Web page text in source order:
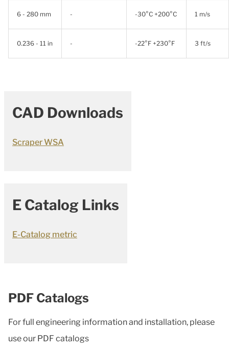
6 - 280 mm - -30°C +200°C 1 m/s
0.236 - 11 in - -22°F +230°F 3 ft/s
CAD Downloads
Scraper WSA
E Catalog Links
E-Catalog metric
PDF Catalogs
For full engineering information and installation, please
use our PDF catalogs